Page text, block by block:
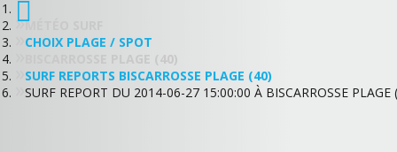
MÉTÉO SURF
CHOIX PLAGE / SPOT
BISCARROSSE PLAGE (40)
SURF REPORTS BISCARROSSE PLAGE (40)
SURF REPORT DU 2014-06-27 15:00:00 À BISCARROSSE PLAGE